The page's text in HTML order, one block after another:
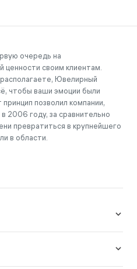
очередь на
ценности своим клиентам.
Ювелирный
чтобы ваши эмоции были
позволил компании,
2006 году, за сравнительно
превратиться в крупнейшего
в области.